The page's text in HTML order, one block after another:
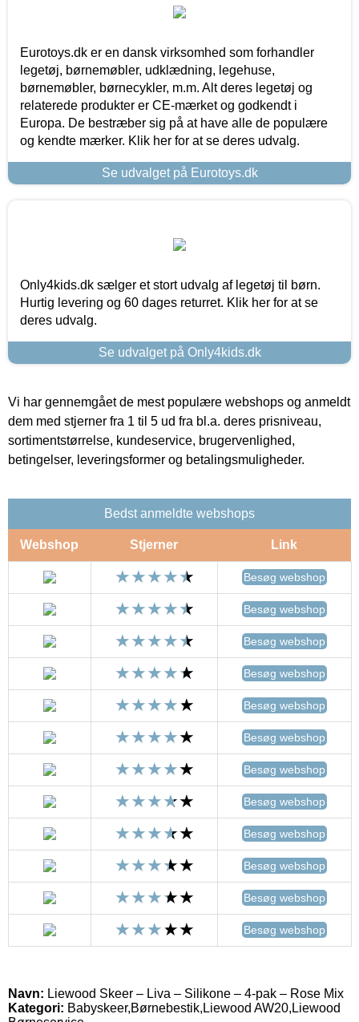
Eurotoys.dk er en dansk virksomhed som forhandler
legetøj, børnemøbler, udklædning, legehuse,
børnemøbler, børnecykler, m.m. Alt deres legetøj og
relaterede produkter er CE-mærket og godkendt i
Europa. De bestræber sig på at have alle de populære
og kendte mærker. Klik her for at se deres udvalg.
Se udvalget på Eurotoys.dk
Only4kids.dk sælger et stort udvalg af legetøj til børn.
Hurtig levering og 60 dages returret. Klik her for at se
deres udvalg.
Se udvalget på Only4kids.dk
Vi har gennemgået de mest populære webshops og anmeldt
dem med stjerner fra 1 til 5 ud fra bl.a. deres prisniveau,
sortimentstørrelse, kundeservice, brugervenlighed,
betingelser, leveringsformer og betalingsmuligheder.
Bedst anmeldte webshops
Webshop Stjerner Link
Besøg webshop
Besøg webshop
Besøg webshop
Besøg webshop
Besøg webshop
Besøg webshop
Besøg webshop
Besøg webshop
Besøg webshop
Besøg webshop
Besøg webshop
Besøg webshop
Navn: Liewood Skeer – Liva – Silikone – 4-pak – Rose Mix
Kategori: Babyskeer,Børnebestik,Liewood AW20,Liewood